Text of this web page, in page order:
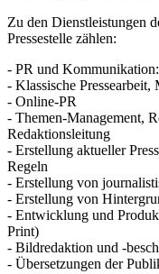
Zu den Dienstleistungen
Pressestelle zählen:
- PR und
- Klassische
- Online-PR
- Themen-Management,
Redaktionsleitung
- Erstellung aktueller
Regeln
- Erstellung von
- Erstellung von
- Entwicklung und
Print)
- Bildredaktion und -
- Übersetzungen der